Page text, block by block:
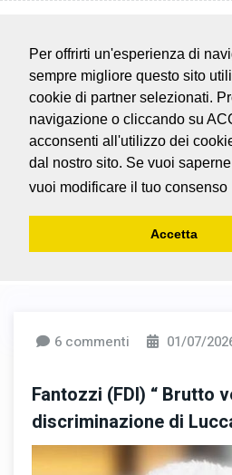
Per offrirti un'esperienza di
sempre migliore questo sito
cookie di partner selezionati.
navigazione o cliccando su
acconsenti all'utilizzo dei
dal nostro sito. Se vuoi
vuoi modificare il tuo consenso
Accetta
6 commenti 01/07/
Fantozzi (FDI) “ Brutto
discriminazione di